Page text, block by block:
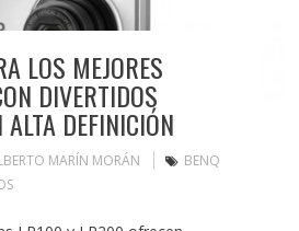
LOS MEJORES
DIVERTIDOS
ALTA DEFINICIÓN
MARÍN MORÁN
BENQ